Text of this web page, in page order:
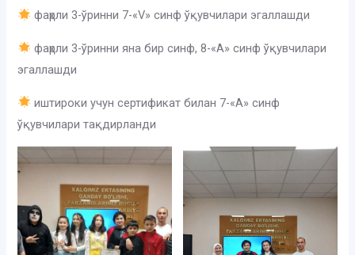
фаҳрли 3-ўринни 7-«V» синф ўқувчилари эгаллашди
фаҳрли 3-ўринни яна бир синф, 8-«А» синф ўқувчилари
эгаллашди
иштироки учун сертификат билан 7-«А» синф
ўқувчилари тақдирланди